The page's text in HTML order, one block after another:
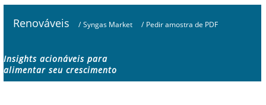
Renováveis / Syngas Market / Pedir amostra de PDF
Insights acionáveis ​​para
alimentar seu crescimento